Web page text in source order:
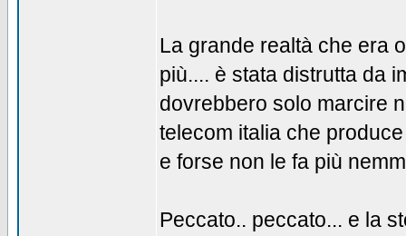
La grande realtà che era
più.... è stata distrutta da
dovrebbero solo marcire
telecom italia che
e forse non le fa più
Peccato.. peccato... e la